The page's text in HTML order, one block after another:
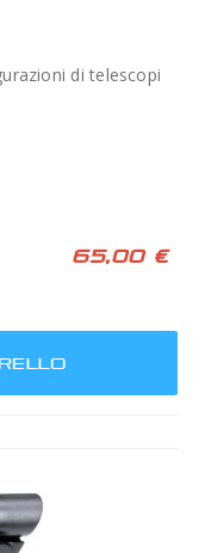
di telescopi
65,00 €